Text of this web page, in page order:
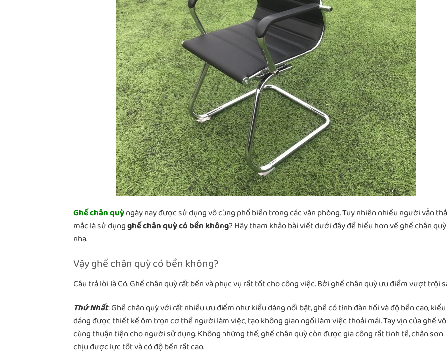
Ghế chân quỳngày nay được sử dụng vô cùng phổ biến trong các văn phòng. Tuy nhiên nhiều người vẫn
mắc là sử dụngghế chân quỳ có bền không? Hãy tham khảo bài viết dưới đây để hiểu hơn về ghế chân quỳ
nha.
Vậy ghế chân quỳ có bền không?
Câu trả lời là Có. Ghế chân quỳ rất bền và phục vụ rất tốt cho công việc. Bởi ghế chân quỳ ưu điểm vượt trội
Thứ Nhất: Ghế chân quỳ với rất nhiều ưu điểm như kiểu dáng nổi bật, ghế có tính đàn hồi và độ bền cao, kiểu
dáng được thiết kế ôm trọn cơ thể người làm việc, tạo không gian ngồi làm việc thoải mái. Tay vịn của ghế vô
cùng thuận tiện cho người sử dụng. Không những thế, ghế chân quỳ còn được gia công rất tinh tế, chân sơn
chịu được lực tốt và có độ bền rất cao.